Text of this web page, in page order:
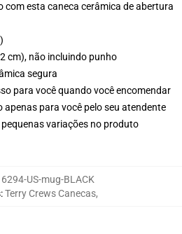
com esta caneca cerâmica de abertura
cm), não incluindo punho
segura
para você quando você encomendar
apenas para você pelo seu atendente
variações no produto
US-mug-BLACK
:Terry Crews Canecas,